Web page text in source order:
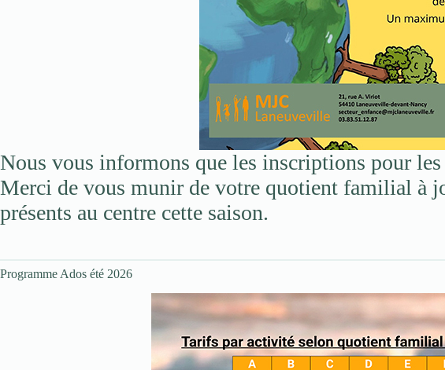
Nous vous informons que les inscriptions pour
Merci de vous munir de votre quotient familial à
présents au centre cette saison.
Programme Ados été 2026